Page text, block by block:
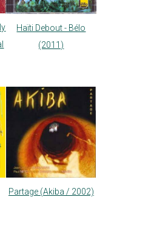
Haïti Debout - Bélo
(2011)
Partage (Akiba / 2002)